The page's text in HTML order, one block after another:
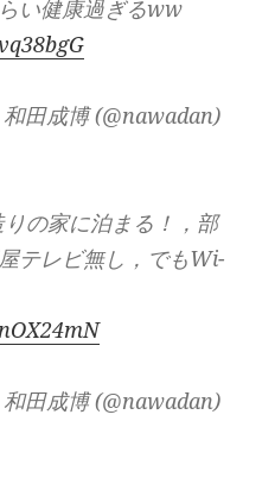
い健康過ぎるww
田成博 (@nawadan)
の家に泊まる！，部
テレビ無し，でもWi-
田成博 (@nawadan)